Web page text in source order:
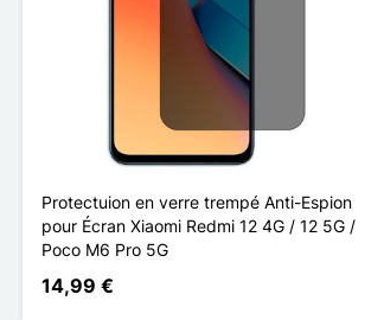
Protectuion en verre trempé Anti-Espion
pour Écran Xiaomi Redmi 12 4G / 12 5G /
Poco M6 Pro 5G
14,99 €